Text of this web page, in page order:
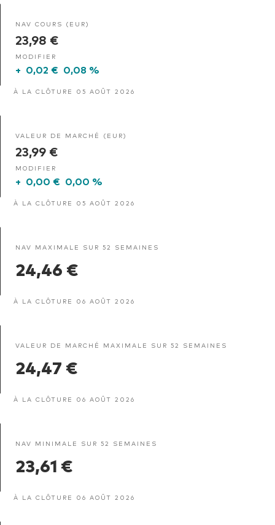
NAV COURS (EUR)
23,98 €
MODIFIER
+ 0,02 € 0,08 %
À LA CLÔTURE 05 AOÛT 2026
VALEUR DE MARCHÉ (EUR)
23,99 €
MODIFIER
+ 0,00 € 0,00 %
À LA CLÔTURE 05 AOÛT 2026
NAV MAXIMALE SUR 52 SEMAINES
24,46 €
À LA CLÔTURE 06 AOÛT 2026
VALEUR DE MARCHÉ MAXIMALE SUR 52 SEMAINES
24,47 €
À LA CLÔTURE 06 AOÛT 2026
NAV MINIMALE SUR 52 SEMAINES
23,61 €
À LA CLÔTURE 06 AOÛT 2026